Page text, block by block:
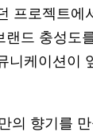
프로젝트에
드 충성도
니케이션이
의 향기를